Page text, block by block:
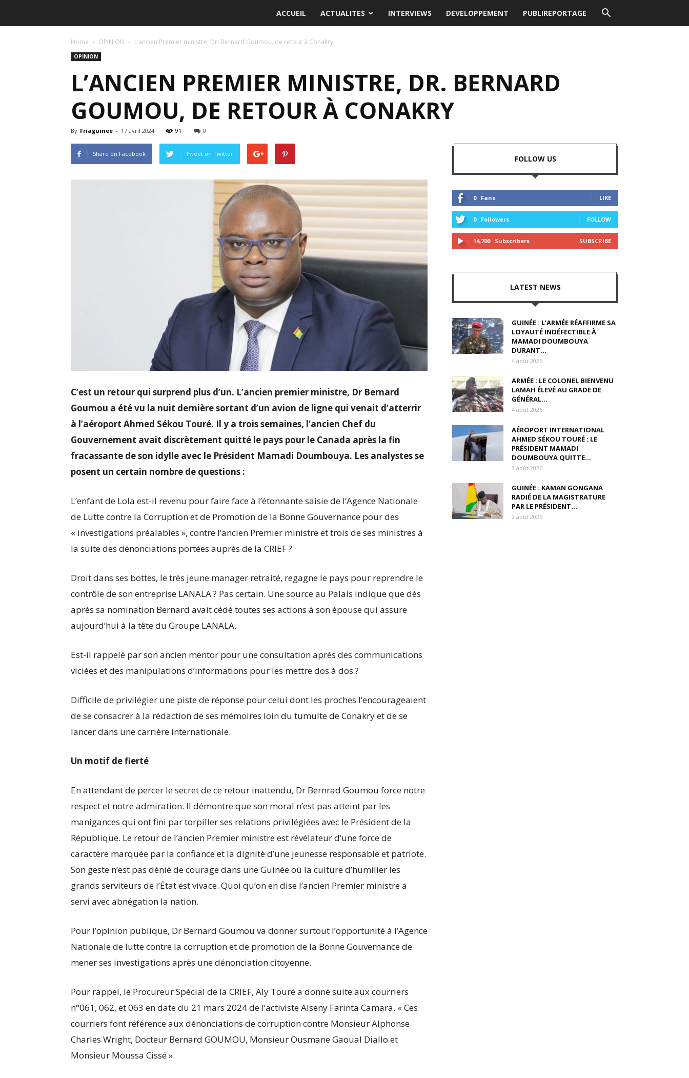
ACCUEIL ACTUALITES INTERVIEWS DEVELOPPEMENT PUBLIREPORTAGE
Home OPINION L’ancien Premier ministre, Dr. Bernard Goumou, de retour à Conakry
OPINION
L’ANCIEN PREMIER MINISTRE, DR. BERNARD
GOUMOU, DE RETOUR À CONAKRY
By Friaguinee - 17 avril 2024 91 0
Share on Facebook Tweet on Twitter
C’est un retour qui surprend plus d’un. L’ancien premier ministre, Dr Bernard
Goumou a été vu la nuit dernière sortant d’un avion de ligne qui venait d’atterrir
à l’aéroport Ahmed Sékou Touré. Il y a trois semaines, l’ancien Chef du
Gouvernement avait discrètement quitté le pays pour le Canada après la fin
fracassante de son idylle avec le Président Mamadi Doumbouya. Les analystes se
posent un certain nombre de questions :
L’enfant de Lola est-il revenu pour faire face à l’étonnante saisie de l’Agence Nationale
de Lutte contre la Corruption et de Promotion de la Bonne Gouvernance pour des
« investigations préalables », contre l’ancien Premier ministre et trois de ses ministres à
la suite des dénonciations portées auprès de la CRIEF ?
Droit dans ses bottes, le très jeune manager retraité, regagne le pays pour reprendre le
contrôle de son entreprise LANALA ? Pas certain. Une source au Palais indique que dès
après sa nomination Bernard avait cédé toutes ses actions à son épouse qui assure
aujourd’hui à la tête du Groupe LANALA.
Est-il rappelé par son ancien mentor pour une consultation après des communications
viciées et des manipulations d’informations pour les mettre dos à dos ?
Difficile de privilégier une piste de réponse pour celui dont les proches l’encourageaient
de se consacrer à la rédaction de ses mémoires loin du tumulte de Conakry et de se
lancer dans une carrière internationale.
Un motif de fierté
En attendant de percer le secret de ce retour inattendu, Dr Bernrad Goumou force notre
respect et notre admiration. Il démontre que son moral n’est pas atteint par les
manigances qui ont fini par torpiller ses relations privilégiées avec le Président de la
République. Le retour de l’ancien Premier ministre est révélateur d’une force de
caractère marquée par la confiance et la dignité d’une jeunesse responsable et patriote.
Son geste n’est pas dénié de courage dans une Guinée où la culture d’humilier les
grands serviteurs de l’État est vivace. Quoi qu’on en dise l’ancien Premier ministre a
servi avec abnégation la nation.
Pour l’opinion publique, Dr Bernard Goumou va donner surtout l’opportunité à l’Agence
Nationale de lutte contre la corruption et de promotion de la Bonne Gouvernance de
mener ses investigations après une dénonciation citoyenne.
Pour rappel, le Procureur Spécial de la CRIEF, Aly Touré a donné suite aux courriers
n°061, 062, et 063 en date du 21 mars 2024 de l’activiste Alseny Farinta Camara. « Ces
courriers font référence aux dénonciations de corruption contre Monsieur Alphonse
Charles Wright, Docteur Bernard GOUMOU, Monsieur Ousmane Gaoual Diallo et
Monsieur Moussa Cissé ».
FOLLOW US
0 Fans LIKE
0 Followers FOLLOW
14,700 Subscribers SUBSCRIBE
LATEST NEWS
GUINÉE : L’ARMÉE RÉAFFIRME SA
LOYAUTÉ INDÉFECTIBLE À
MAMADI DOUMBOUYA
DURANT...
4 août 2026
ARMÉE : LE COLONEL BIENVENU
LAMAH ÉLEVÉ AU GRADE DE
GÉNÉRAL...
4 août 2026
AÉROPORT INTERNATIONAL
AHMED SÉKOU TOURÉ : LE
PRÉSIDENT MAMADI
DOUMBOUYA QUITTE...
3 août 2026
GUINÉE : KAMAN GONGANA
RADIÉ DE LA MAGISTRATURE
PAR LE PRÉSIDENT...
2 août 2026